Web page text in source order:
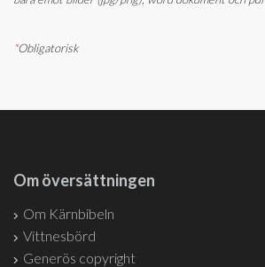
*Obligatorisk
Om översättningen
Om Kärnbibeln
Vittnesbörd
Generös copyright